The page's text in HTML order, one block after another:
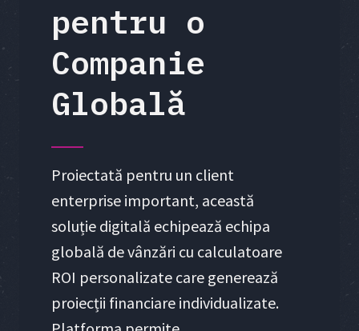
pentru o
Companie
Globală
Proiectată pentru un client
enterprise important, această
soluție digitală echipează echipa
globală de vânzări cu calculatoare
ROI personalizate care generează
proiecții financiare individualizate.